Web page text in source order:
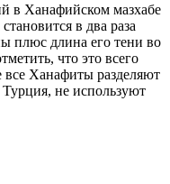
в Ханафийском мазхабе
в два раза
плюс длина его тени во
что это всего
Ханафиты разделяют
не используют